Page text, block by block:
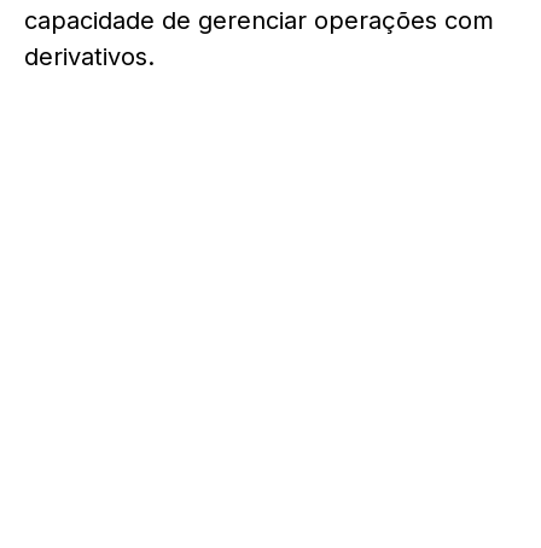
capacidade de gerenciar operações com
derivativos.